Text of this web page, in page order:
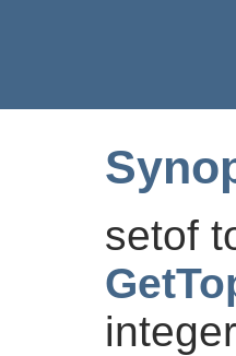
setof
integer